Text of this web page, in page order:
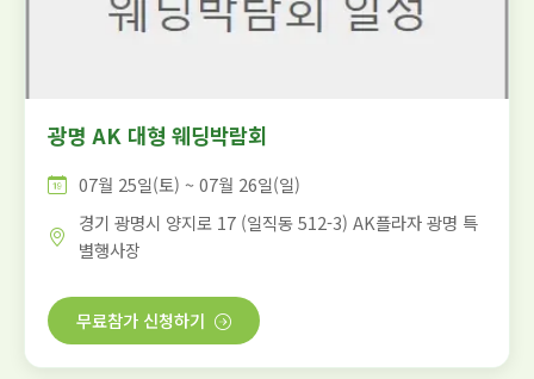
광명 AK 대형 웨딩박람회
07월 25일(토) ~ 07월 26일(일)
경기 광명시 양지로 17 (일직동 512-3) AK플라자 광명 특
별행사장
무료참가 신청하기